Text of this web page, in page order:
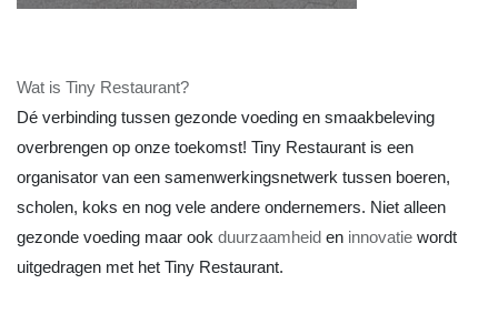
Wat is Tiny Restaurant?
Dé verbinding tussen gezonde voeding en smaakbeleving
overbrengen op onze toekomst! Tiny Restaurant is een
organisator van een samenwerkingsnetwerk tussen boeren,
scholen, koks en nog vele andere ondernemers. Niet alleen
gezonde voeding maar ook duurzaamheid en innovatie wordt
uitgedragen met het Tiny Restaurant.